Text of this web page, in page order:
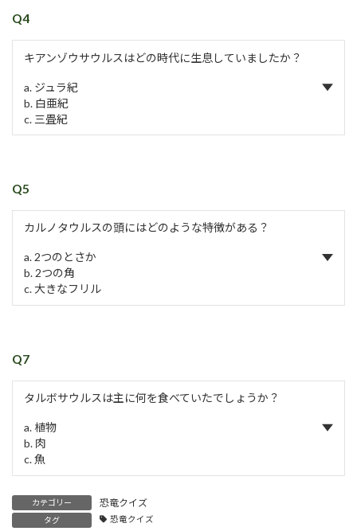
Q4
キアンゾウサウルスはどの時代に生息していましたか？
a. ジュラ紀
b. 白亜紀
c. 三畳紀
Q5
カルノタウルスの頭にはどのような特徴がある？
a. 2つのとさか
b. 2つの角
c. 大きなフリル
Q7
タルボサウルスは主に何を食べていたでしょうか？
a. 植物
b. 肉
c. 魚
カテゴリー 恐竜クイズ
タグ 恐竜クイズ